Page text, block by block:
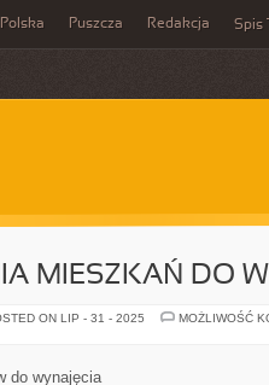
Polska Puszcza Redakcja Spis
MIESZKAŃ DO
ON LIP - 31 - 2025
MOŻLIWOŚĆ
do wynajęcia